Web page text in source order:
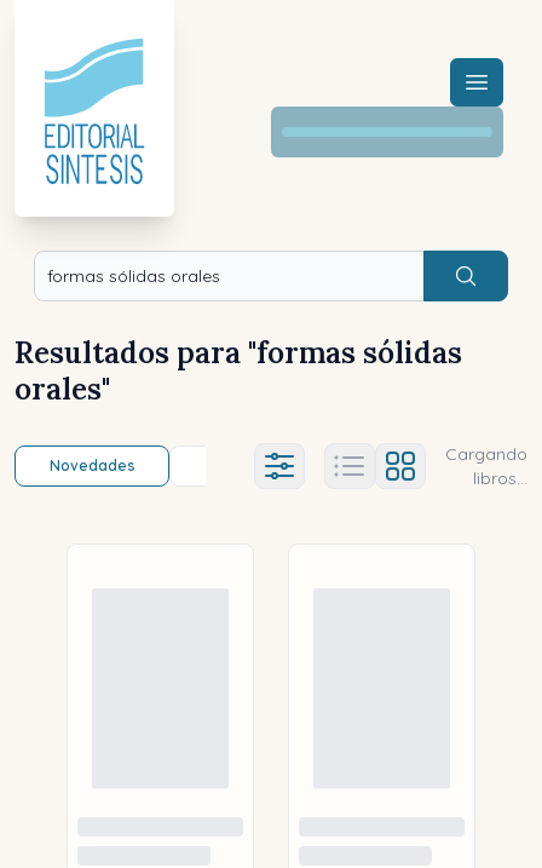
Menú
Buscar
Resultados para "formas sólidas
orales"
Novedades Título (a-z) Título (z-a)
Ajustes abierto
Cargando
libros...